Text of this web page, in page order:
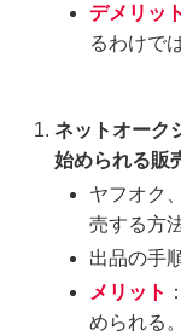
デメリット
るわけで
ネットオーク
始められる販
ヤフオク
売する方
出品の手
メリット
められる。